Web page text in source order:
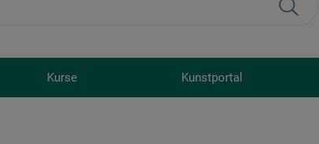
Kurse Kunstportal